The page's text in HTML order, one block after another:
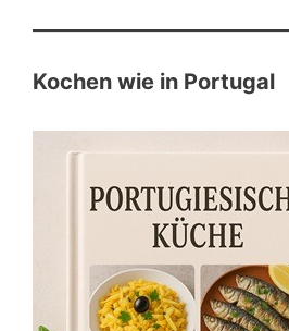
Kochen wie in Portugal